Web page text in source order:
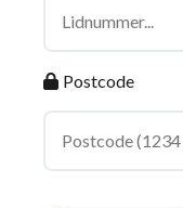
Postcode